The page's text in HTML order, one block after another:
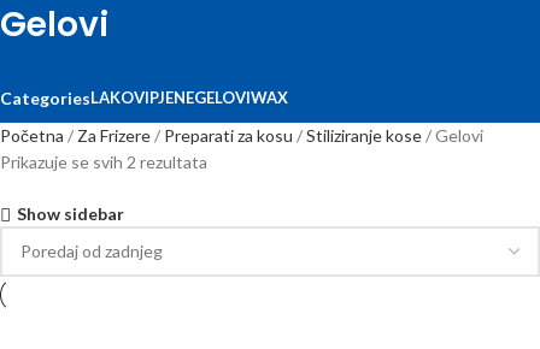
Gelovi
CategoriesLAKOVIPJENEGELOVIWAX
Početna Za Frizere Preparati za kosu Stiliziranje kose
Gelovi
Prikazuje se svih 2 rezultata
Show sidebar